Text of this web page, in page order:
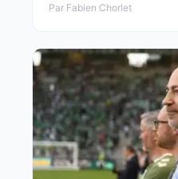
Par Fabien Chorlet